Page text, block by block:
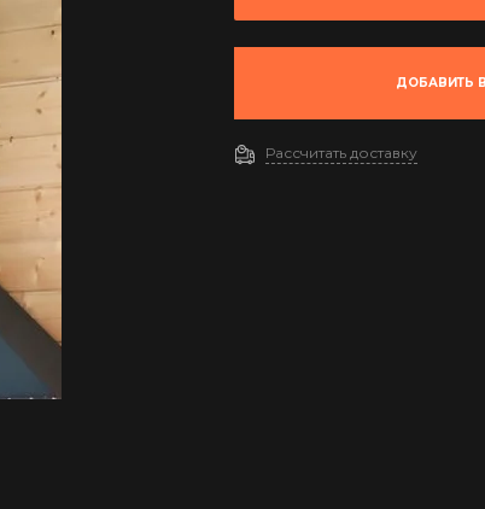
ДОБАВИТЬ
Рассчитать доставку